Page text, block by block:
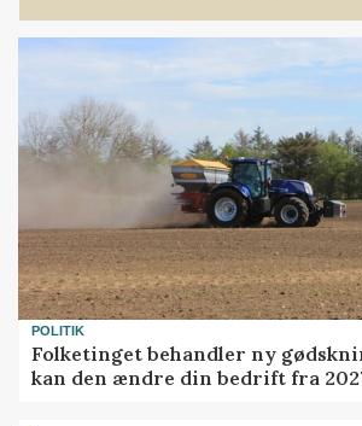
POLITIK
Folketinget behandler ny
kan den ændre din bedrift fra